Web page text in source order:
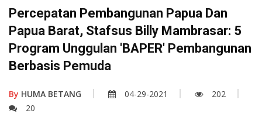
Percepatan Pembangunan Papua Dan
Papua Barat, Stafsus Billy Mambrasar: 5
Program Unggulan 'BAPER' Pembangunan
Berbasis Pemuda
By HUMA BETANG 04-29-2021
202
20